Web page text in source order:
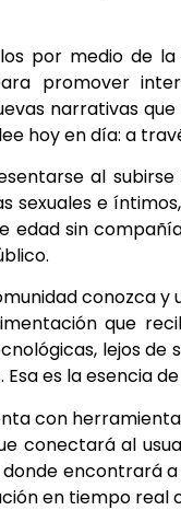
por medio de
promover
narrativas
hoy en día: a
al
e
sin
conozca
que
lejos de
es la esencia
con
conectará al
donde encontrará
en tiempo real